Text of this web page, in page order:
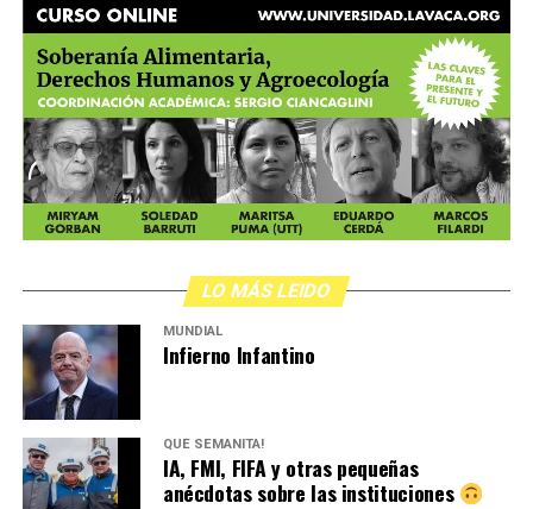
LO MÁS LEIDO
MUNDIAL
Infierno Infantino
QUÉ SEMANITA!
IA, FMI, FIFA y otras pequeñas
anécdotas sobre las instituciones